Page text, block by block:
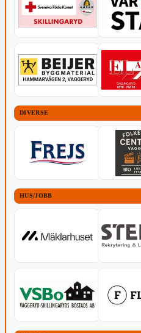
DIVERSE
HUS/JOBB